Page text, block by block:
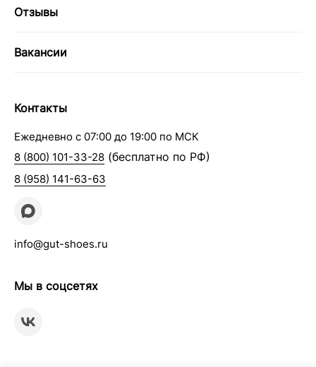
Отзывы
Вакансии
Контакты
Ежедневно с 07:00 до 19:00 по МСК
8 (800) 101-33-28 (бесплатно по РФ)
8 (958) 141-63-63
info@gut-shoes.ru
Мы в соцсетях